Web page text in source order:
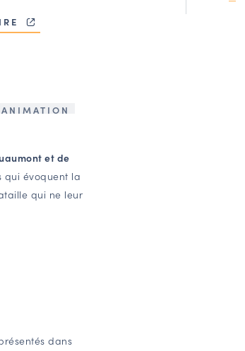
et de
qui évoquent la
qui ne leur
dans